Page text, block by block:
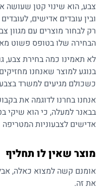
צבע, הוא שינוי קטן שעושה
ובין עובדים אדישים,
רק לבחור מוצרים עם מגוון
הבחירה שלו בטופס פשוט
לא תאמינו כמה בחירת צבע,
בנוגע למוצר שאנחנו
כשכולם מגיעים למשרד
אנחנו בחרנו לדוגמה את
בבאנר למעלה, כי הוא שיקי
אדישים לצבעוניות
מוצר שאין לו תחליף
אומנם קשה למצוא כאלה,
את זה.